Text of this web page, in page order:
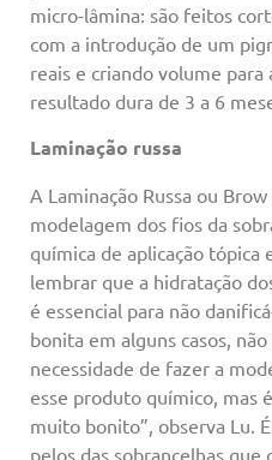
micro-lâmina: são feitos
com a introdução de um
reais e criando volume para
resultado dura de 3 a 6
Laminação russa
A Laminação Russa ou
modelagem dos fios da
química de aplicação tópica
lembrar que a hidratação
é essencial para não
bonita em alguns casos,
necessidade de fazer a
esse produto químico, mas
muito bonito”, observa Lu.
pelos das sobrancelhas que